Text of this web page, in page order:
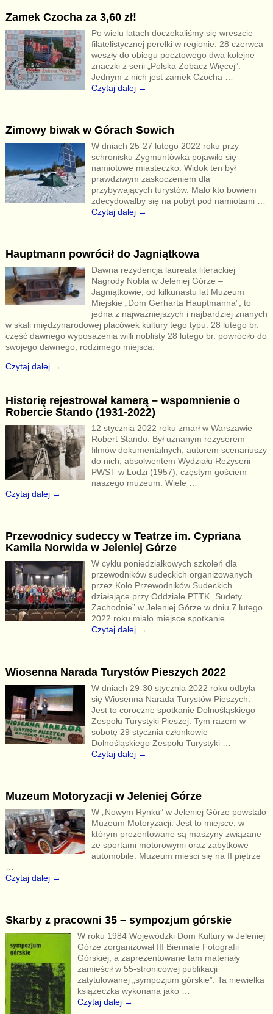
Zamek Czocha za 3,60 zł!
Po wielu latach doczekaliśmy się wreszcie
filatelistycznej perełki w regionie. 28 czerwca
weszły do obiegu pocztowego dwa kolejne
znaczki z serii „Polska Zobacz Więcej”.
Jednym z nich jest zamek Czocha
Czytaj dalej →
Zimowy biwak w Górach Sowich
W dniach 25-27 lutego 2022 roku przy
schronisku Zygmuntówka pojawiło się
namiotowe miasteczko. Widok ten był
prawdziwym zaskoczeniem dla
przybywających turystów. Mało kto bowiem
zdecydowałby się na pobyt pod namiotami
Czytaj dalej →
Hauptmann powrócił do Jagniątkowa
Dawna rezydencja laureata literackiej
Nagrody Nobla w Jeleniej Górze –
Jagniątkowie, od kilkunastu lat Muzeum
Miejskie „Dom Gerharta Hauptmanna”, to
jedna z najważniejszych i najbardziej znanych
w skali międzynarodowej placówek kultury tego typu. 28 lutego br.
część dawnego wyposażenia willi noblisty 28 lutego br. powróciło do
swojego dawnego, rodzimego miejsca.
Czytaj dalej →
Historię rejestrował kamerą – wspomnienie o
Robercie Stando (1931-2022)
12 stycznia 2022 roku zmarł w Warszawie
Robert Stando. Był uznanym reżyserem
filmów dokumentalnych, autorem scenariuszy
do nich, absolwentem Wydziału Reżyserii
PWST w Łodzi (1957), częstym gościem
naszego muzeum. Wiele
Czytaj dalej →
Przewodnicy sudeccy w Teatrze im. Cypriana
Kamila Norwida w Jeleniej Górze
W cyklu poniedziałkowych szkoleń dla
przewodników sudeckich organizowanych
przez Koło Przewodników Sudeckich
działające przy Oddziale PTTK „Sudety
Zachodnie” w Jeleniej Górze w dniu 7 lutego
2022 roku miało miejsce spotkanie
Czytaj dalej →
Wiosenna Narada Turystów Pieszych 2022
W dniach 29-30 stycznia 2022 roku odbyła
się Wiosenna Narada Turystów Pieszych.
Jest to coroczne spotkanie Dolnośląskiego
Zespołu Turystyki Pieszej. Tym razem w
sobotę 29 stycznia członkowie
Dolnośląskiego Zespołu Turystyki
Czytaj dalej →
Muzeum Motoryzacji w Jeleniej Górze
W „Nowym Rynku” w Jeleniej Górze powstało
Muzeum Motoryzacji. Jest to miejsce, w
którym prezentowane są maszyny związane
ze sportami motorowymi oraz zabytkowe
automobile. Muzeum mieści się na II piętrze
Czytaj dalej →
Skarby z pracowni 35 – sympozjum górskie
W roku 1984 Wojewódzki Dom Kultury w Jeleniej
Górze zorganizował III Biennale Fotografii
Górskiej, a zaprezentowane tam materiały
zamieścił w 55-stronicowej publikacji
zatytułowanej „sympozjum górskie”. Ta niewielka
książeczka wykonana jako …
Czytaj dalej →